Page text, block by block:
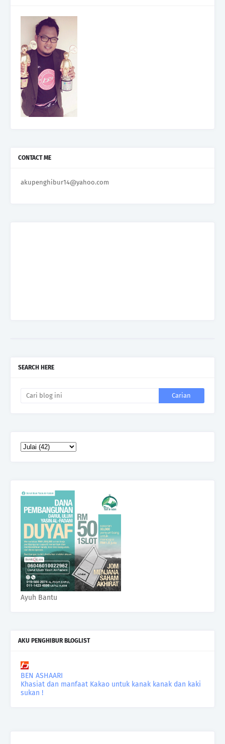
CONTACT ME
akupenghibur14@yahoo.com
SEARCH HERE
Ayuh Bantu
AKU PENGHIBUR BLOGLIST
BEN ASHAARI
Khasiat dan manfaat Kakao untuk kanak kanak dan kaki
sukan !